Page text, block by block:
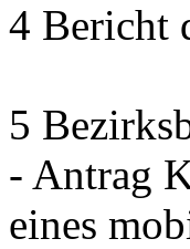
4 Bericht
5
- Antrag
eines